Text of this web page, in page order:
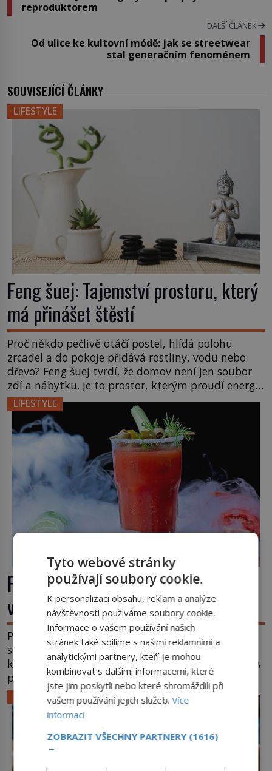
reproduktorem
DALŠÍ ČLÁNEK
Od ulice ke kultovní módě: jak se streetwear
stal generačním fenoménem
SOUVISEJÍCÍ ČLÁNKY
LIFESTYLE
Feng šuej: Tajemství prostoru, který
má přinášet štěstí
Proč někdo pečlivě otáčí postel, hlídá polohu
zrcadel a do pokoje přidává rostliny, vodu nebo
dřevo? Feng šuej tvrdí, že domov není jen soubor
zdí a nábytku. Je to prostor, kterým proudí energie
čchi a jeho uspořádání může ovlivňovat, jak se v
něm člověk cítí. Feng šuej má kořeny ve staré Číně
a jeho historie […]
LIFESTYLE
Příběhy slavných koktejlů: Kde se
vzal Manhattan a Bloody Mary?
Promíchejte whiskey, červený vermut, několik
střiků koktejlových bitters a led, sceďte, ozdobte
koktejlovou třešinkou a tadá… Manhattan je tu! A
pokud to má být skutečně on, dejte si pozor, ať
místo klasické americké rye whiskey či klidně
bourbonu nepoužijete skotskou whisku. Co se
stane? Inu, koktejl bude stále skvělý, ale už to
nebude Manhattan ale […]
LIFESTYLE
Tyto webové stránky
používají soubory cookie.
K personalizaci obsahu, reklam a analýze
návštěvnosti používáme soubory cookie.
Informace o vašem používání našich
stránek také sdílíme s našimi reklamními a
analytickými partnery, kteří je mohou
kombinovat s dalšími informacemi, které
jste jim poskytli nebo které shromáždili při
vašem používání jejich služeb.Více
informací
ZOBRAZIT VŠECHNY PARTNERY (1616)
→